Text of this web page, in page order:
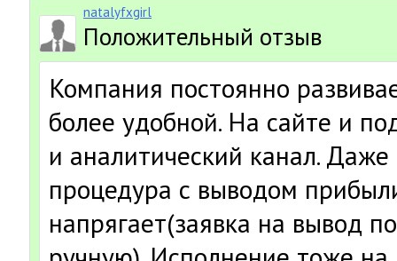
natalyfxgirl
Положительный отзыв
Компания постоянно
более удобной. На сайте и
и аналитический канал.
процедура с выводом
напрягает(заявка на вывод